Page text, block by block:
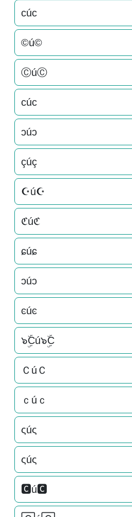
cúc
©ú©
ⒸúⒸ
cúc
ɔúɔ
çúç
☪ú☪
ℭúℭ
ɕúɕ
ɔúɔ
ͼúͼ
๖ۣۜCú๖ۣۜC
ＣúＣ
ｃúｃ
ςúς
ςúς
🅲ú🅲